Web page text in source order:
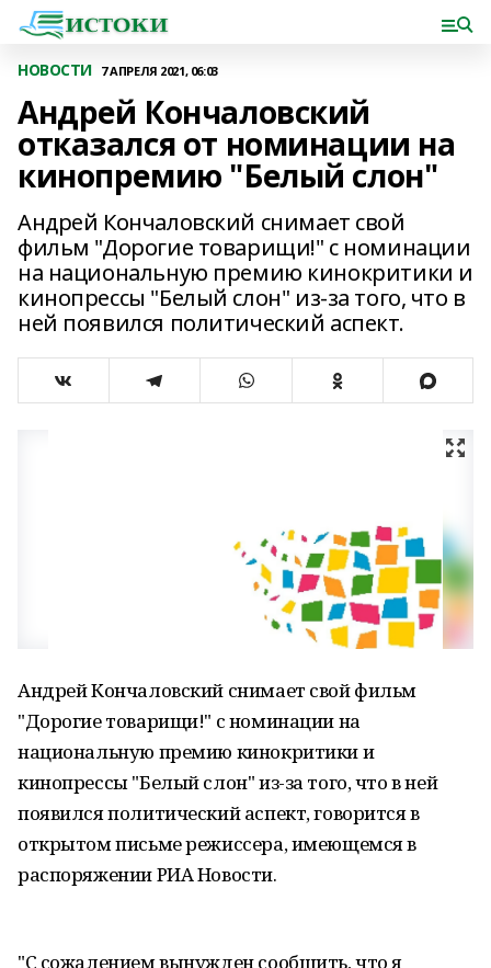
НОВОСТИ 7 АПРЕЛЯ 2021, 06:03
Андрей Кончаловский
отказался от номинации на
кинопремию "Белый слон"
Андрей Кончаловский снимает свой
фильм "Дорогие товарищи!" с номинации
на национальную премию кинокритики и
кинопрессы "Белый слон" из-за того, что в
ней появился политический аспект.
Андрей Кончаловский снимает свой фильм
"Дорогие товарищи!" с номинации на
национальную премию кинокритики и
кинопрессы "Белый слон" из-за того, что в ней
появился политический аспект, говорится в
открытом письме режиссера, имеющемся в
распоряжении РИА Новости.
"С сожалением вынужден сообщить, что я